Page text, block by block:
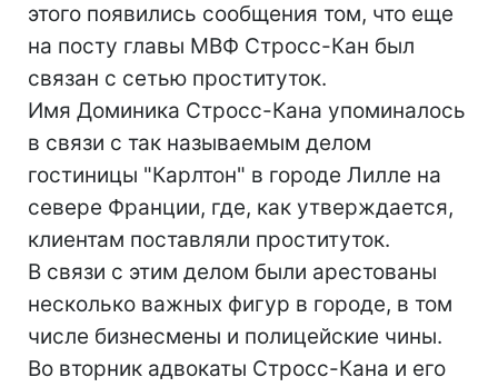
этого появились сообщения том, что еще
на посту главы МВФ Стросс-Кан был
связан с сетью проституток.
Имя Доминика Стросс-Кана упоминалось
в связи с так называемым делом
гостиницы "Карлтон" в городе Лилле на
севере Франции, где, как утверждается,
клиентам поставляли проституток.
В связи с этим делом были арестованы
несколько важных фигур в городе, в том
числе бизнесмены и полицейские чины.
Во вторник адвокаты Стросс-Кана и его